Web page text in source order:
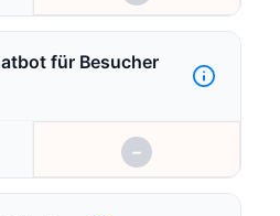
für Besucher
−